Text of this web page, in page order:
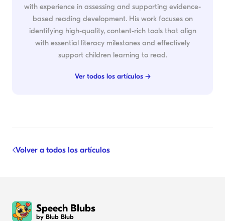
with experience in assessing and supporting evidence-
based reading development. His work focuses on
identifying high-quality, content-rich tools that align
with essential literacy milestones and effectively
support children learning to read.
Ver todos los artículos →
Volver a todos los artículos
Speech Blubs
by Blub Blub